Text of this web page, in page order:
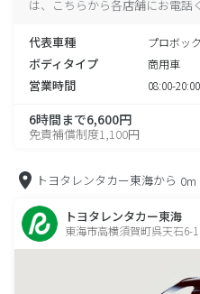
は、こちらから各店舗にお電話
代表車種 プロボッ
ボディタイプ 商用車
営業時間 08:00-20:00
6時間まで6,600円
免責補償制度1,100円
トヨタレンタカー東海から 0m
トヨタレンタカー東海
東海市高横須賀町呉天石6-1